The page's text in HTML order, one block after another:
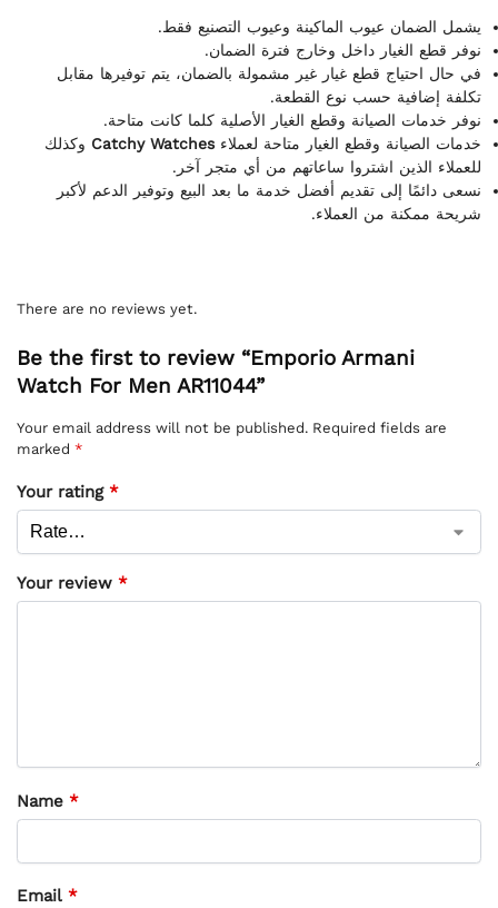
يشمل الضمان عيوب الماكينة وعيوب التصنيع فقط.
نوفر قطع الغيار داخل وخارج فترة الضمان.
في حال احتياج قطع غيار غير مشمولة بالضمان، يتم توفيرها مقابل
تكلفة إضافية حسب نوع القطعة.
نوفر خدمات الصيانة وقطع الغيار الأصلية كلما كانت متاحة.
خدمات الصيانة وقطع الغيار متاحة لعملاءCatchy Watches وكذلك
للعملاء الذين اشتروا ساعاتهم من أي متجر آخر.
نسعى دائمًا إلى تقديم أفضل خدمة ما بعد البيع وتوفير الدعم لأكبر
شريحة ممكنة من العملاء.
There are no reviews yet.
Be the first to review “Emporio Armani
Watch For Men AR11044”
Your email address will not be published. Required fields are
marked *
Your rating *
Your review *
Name *
Email *